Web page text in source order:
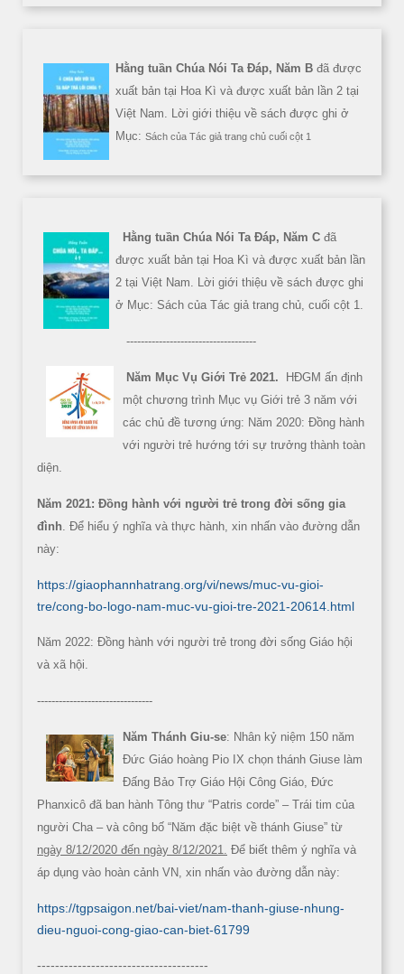
Hằng tuần Chúa Nói Ta Đáp, Năm B đã được
xuất bản tại Hoa Kì và được xuất bản lần 2 tại
Việt Nam. Lời giới thiệu về sách được ghi ở
Mục: Sách của Tác giả trang chủ cuối cột 1
Hằng tuần Chúa Nói Ta Đáp, Năm C đã
được xuất bản tại Hoa Kì và được xuất bản lần
2 tại Việt Nam. Lời giới thiệu về sách được ghi
ở Mục: Sách của Tác giả trang chủ, cuối cột 1.
------------------------------------
Năm Mục Vụ Giới Trẻ 2021.
HĐGM ấn định
một chương trình Mục vụ Giới trẻ 3 năm với
các chủ đề tương ứng: Năm 2020: Đồng hành
với người trẻ hướng tới sự trưởng thành toàn
diện.
Năm 2021: Đồng hành với người trẻ trong đời sống gia
đình. Để hiểu ý nghĩa và thực hành, xin nhấn vào đường dẫn
này:
https://giaophannhatrang.org/vi/news/muc-vu-gioi-
tre/cong-bo-logo-nam-muc-vu-gioi-tre-2021-20614.html
Năm 2022: Đồng hành với người trẻ trong đời sống Giáo hội
và xã hội.
--------------------------------
Năm Thánh Giu-se: Nhân kỷ niệm 150 năm
Đức Giáo hoàng Pio IX chọn thánh Giuse làm
Đấng Bảo Trợ Giáo Hội Công Giáo, Đức
Phanxicô đã ban hành Tông thư “Patris corde” – Trái tim của
người Cha – và công bố “Năm đặc biệt về thánh Giuse” từ
ngày 8/12/2020 đến ngày 8/12/2021. Để biết thêm ý nghĩa và
áp dụng vào hoàn cảnh VN, xin nhấn vào đường dẫn này:
https://tgpsaigon.net/bai-viet/nam-thanh-giuse-nhung-
dieu-nguoi-cong-giao-can-biet-61799
--------------------------------------